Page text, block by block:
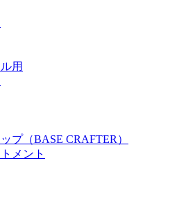
用
プ（BASE CRAFTER）
メント